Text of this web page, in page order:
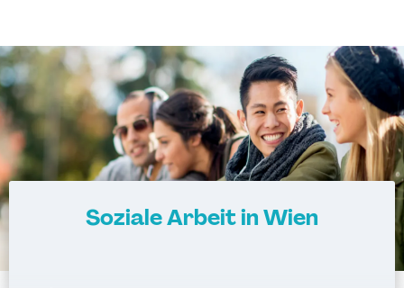
Soziale Arbeit in Wien